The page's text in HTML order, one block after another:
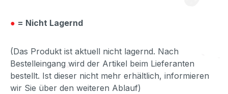
● = Nicht Lagernd
(Das Produkt ist aktuell nicht lagernd. Nach
Bestelleingang wird der Artikel beim Lieferanten
bestellt. Ist dieser nicht mehr erhältlich, informieren
wir Sie über den weiteren Ablauf)